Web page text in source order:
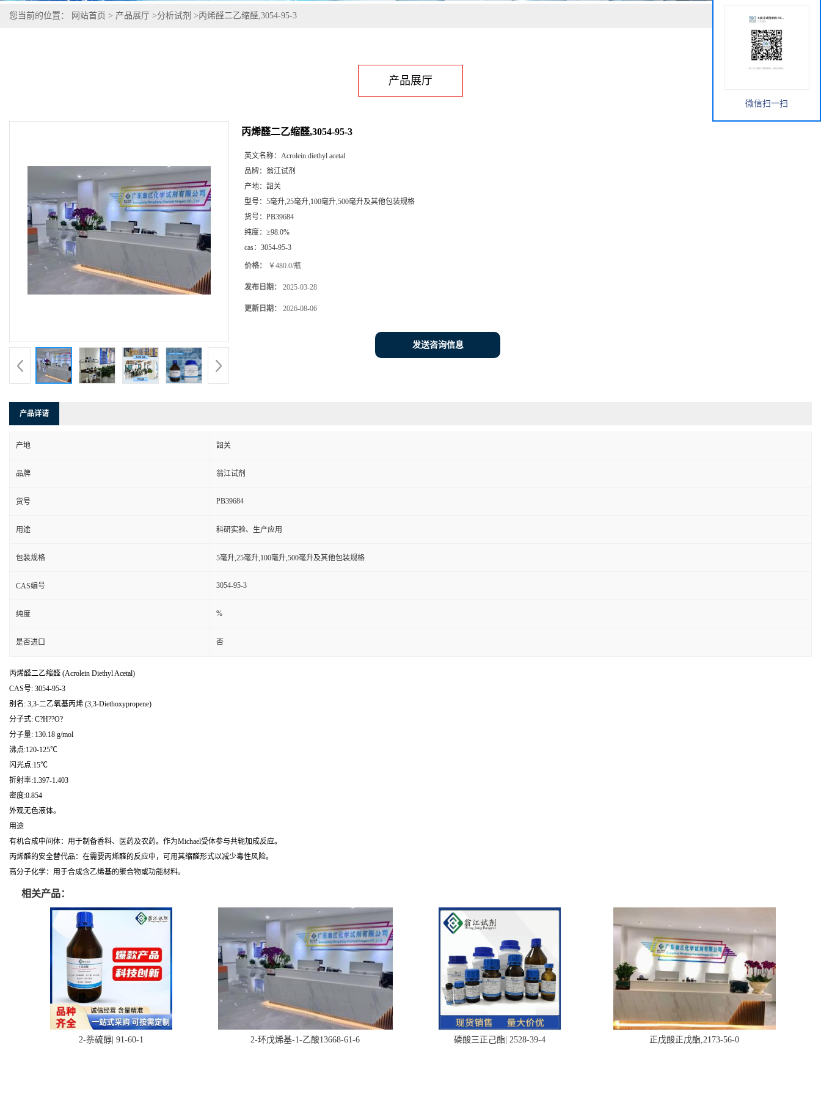
您当前的位置： 网站首页 > 产品展厅 >分析试剂 >丙烯醛二乙缩醛,3054-95-3
产品展厅
丙烯醛二乙缩醛,3054-95-3
英文名称： Acrolein diethyl acetal
品牌： 翁江试剂
产地： 韶关
型号： 5毫升,25毫升,100毫升,500毫升及其他包装规格
货号： PB39684
纯度： ≥98.0%
cas： 3054-95-3
价格： ￥480.0/瓶
发布日期： 2025-03-28
更新日期： 2026-08-06
发送咨询信息
产品详请
产地 韶关
品牌 翁江试剂
货号 PB39684
用途 科研实验、生产应用
包装规格 5毫升,25毫升,100毫升,500毫升及其他包装规格
CAS编号 3054-95-3
纯度 %
是否进口 否
丙烯醛二乙缩醛 (Acrolein Diethyl Acetal)
CAS号: 3054-95-3
别名: 3,3-二乙氧基丙烯 (3,3-Diethoxypropene)
分子式: C?H??O?
分子量: 130.18 g/mol
沸点:120-125℃
闪光点:15℃
折射率:1.397-1.403
密度:0.854
外观无色液体。
用途
有机合成中间体：用于制备香料、医药及农药。作为Michael受体参与共轭加成反应。
丙烯醛的安全替代品：在需要丙烯醛的反应中，可用其缩醛形式以减少毒性风险。
高分子化学：用于合成含乙烯基的聚合物或功能材料。
相关产品：
2-萘硫醇| 91-60-1 2-环戊烯基-1-乙酸13668-61-6 磷酸三正己酯| 2528-39-4 正戊酸正戊酯,2173-56-0
微信扫一扫